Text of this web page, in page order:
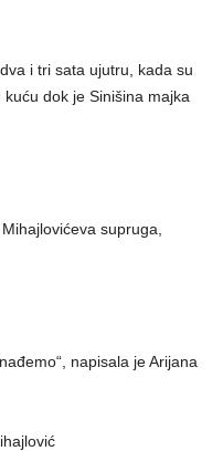
i tri sata ujutru, kada su
dok je Sinišina majka
supruga,
napisala je Arijana